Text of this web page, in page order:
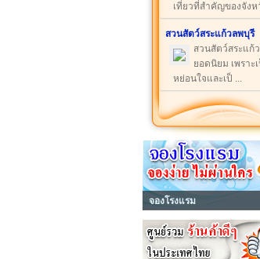
เที่ยวที่สำคัญของจังห
สวนสัตว์สระแก้วลพบุรี
สวนสัตว์สระแก้
ยอดนิยม เพรา
หย่อนใจและเป็ ...
จองโรงแรม